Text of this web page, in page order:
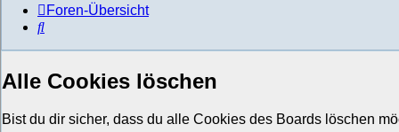
Foren-Übersicht
Suche
Alle Cookies löschen
Bist du dir sicher, dass du alle Cookies des Boards löschen